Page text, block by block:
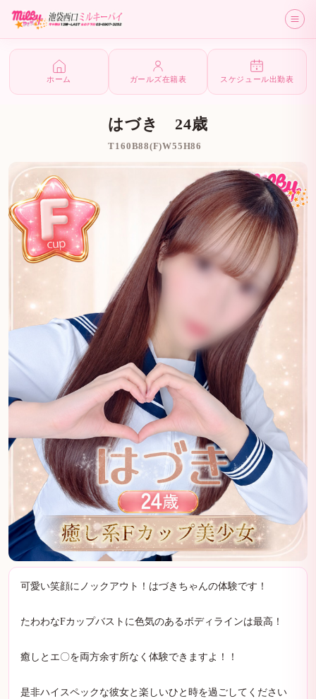
ホーム ガールズ在籍表 スケジュール出勤表
はづき 24歳
T160B88(F)W55H86
可愛い笑顔にノックアウト！はづきちゃんの体験です！
たわわなFカップバストに色気のあるボディラインは最高！
癒しとエ〇を両方余す所なく体験できますよ！！
是非ハイスペックな彼女と楽しいひと時を過ごしてください